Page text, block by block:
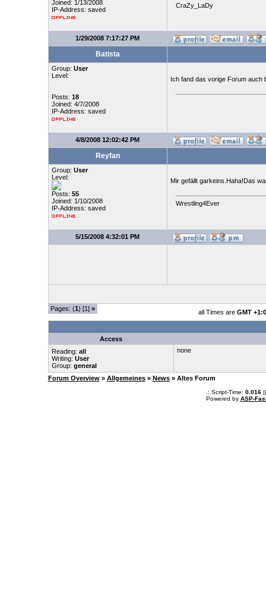
Joined: 1/13/2008
IP-Address: saved
CraZy_LaDy
1/29/2008 7:17:27 PM
Batista
Group: User
Level:
Posts: 18
Joined: 4/7/2008
IP-Address: saved
Ich fand das vorige Forum auch
4/8/2008 12:02:42 PM
Reyfan
Group: User
Level:
Posts: 55
Joined: 1/10/2008
IP-Address: saved
Mir gefällt garkeins.Haha!Das
Wrestling4Ever
5/15/2008 4:32:01 PM
Pages: (1) [1] » all Times are GMT
Access
Reading: all
Writing: User
Group: general
none
Forum Overview » Allgemeines » News » Altes Forum
.: Script-Time: 0.016||
Powered by ASP-